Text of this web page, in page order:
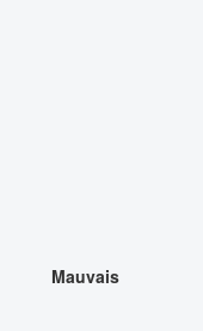
Mauvais